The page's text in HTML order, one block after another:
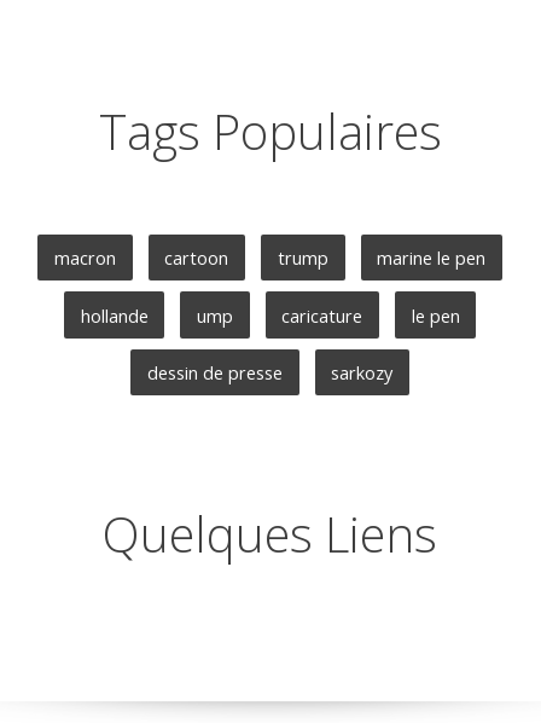
Tags Populaires
macron cartoon trump marine le pen
hollande ump caricature le pen
dessin de presse sarkozy
Quelques Liens